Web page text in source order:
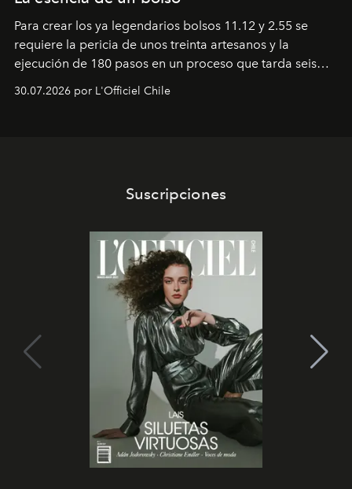
Para crear los ya legendarios bolsos 11.12 y 2.55 se
requiere la pericia de unos treinta artesanos y la
ejecución de 180 pasos en un proceso que tarda seis
que se enseña solamente en la escuela de formación de
30.07.2026 por L'Officiel Chile
Suscripciones